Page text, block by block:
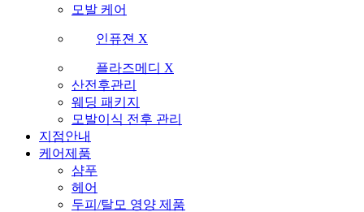
모발 케어
인퓨젼 X
플라즈메디 X
산전후관리
웨딩 패키지
모발이식 전후 관리
지점안내
케어제품
샴푸
헤어
두피/탈모 영양 제품